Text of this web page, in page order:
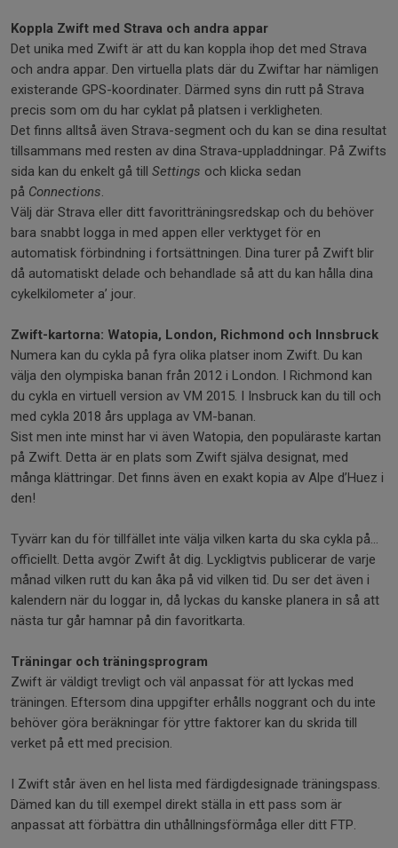
Koppla Zwift med Strava och andra appar
Det unika med Zwift är att du kan koppla ihop det med Strava
och andra appar. Den virtuella plats där du Zwiftar har nämligen
existerande GPS-koordinater. Därmed syns din rutt på Strava
precis som om du har cyklat på platsen i verkligheten.
Det finns alltså även Strava-segment och du kan se dina resultat
tillsammans med resten av dina Strava-uppladdningar. På Zwifts
sida kan du enkelt gå till Settings och klicka sedan
på Connections.
Välj där Strava eller ditt favoritträningsredskap och du behöver
bara snabbt logga in med appen eller verktyget för en
automatisk förbindning i fortsättningen. Dina turer på Zwift blir
då automatiskt delade och behandlade så att du kan hålla dina
cykelkilometer a’ jour.
Zwift-kartorna: Watopia, London, Richmond och Innsbruck
Numera kan du cykla på fyra olika platser inom Zwift. Du kan
välja den olympiska banan från 2012 i London. I Richmond kan
du cykla en virtuell version av VM 2015. I Insbruck kan du till och
med cykla 2018 års upplaga av VM-banan.
Sist men inte minst har vi även Watopia, den populäraste kartan
på Zwift. Detta är en plats som Zwift själva designat, med
många klättringar. Det finns även en exakt kopia av Alpe d’Huez i
den!
Tyvärr kan du för tillfället inte välja vilken karta du ska cykla på…
officiellt. Detta avgör Zwift åt dig. Lyckligtvis publicerar de varje
månad vilken rutt du kan åka på vid vilken tid. Du ser det även i
kalendern när du loggar in, då lyckas du kanske planera in så att
nästa tur går hamnar på din favoritkarta.
Träningar och träningsprogram
Zwift är väldigt trevligt och väl anpassat för att lyckas med
träningen. Eftersom dina uppgifter erhålls noggrant och du inte
behöver göra beräkningar för yttre faktorer kan du skrida till
verket på ett med precision.
I Zwift står även en hel lista med färdigdesignade träningspass.
Dämed kan du till exempel direkt ställa in ett pass som är
anpassat att förbättra din uthållningsförmåga eller ditt FTP.